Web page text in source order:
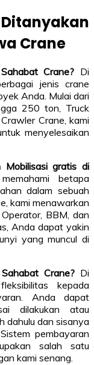
Crane
Crane? Di
jenis crane
Anda. Mulai dari
250 ton, Truck
Crane, kami
menyelesaikan
gratis di
betapa
dalam sebuah
kami menawarkan
BBM, dan
Anda dapat yakin
yang muncul di
Crane? Di
kepada
Anda dapat
dilakukan atau
dahulu dan sisanya
pembayaran
salah satu
kami senang.